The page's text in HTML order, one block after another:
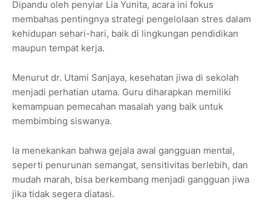
Dipandu oleh penyiar Lia Yunita, acara ini fokus
membahas pentingnya strategi pengelolaan stres dalam
kehidupan sehari-hari, baik di lingkungan pendidikan
maupun tempat kerja.
Menurut dr. Utami Sanjaya, kesehatan jiwa di sekolah
menjadi perhatian utama. Guru diharapkan memiliki
kemampuan pemecahan masalah yang baik untuk
membimbing siswanya.
Ia menekankan bahwa gejala awal gangguan mental,
seperti penurunan semangat, sensitivitas berlebih, dan
mudah marah, bisa berkembang menjadi gangguan jiwa
jika tidak segera diatasi.